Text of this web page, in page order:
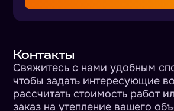
Контакты
Свяжитесь с нами удобным
чтобы задать интересующие
рассчитать стоимость работ
заказ на утепление вашего